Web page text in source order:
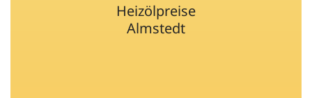
Heizölpreise
Almstedt